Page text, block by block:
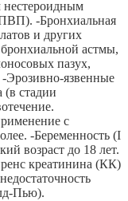
нестероидным
-Бронхиальная
и других
астмы,
пазух,
язвенные
(в стадии
с
-Беременность (I
возраст до 18 лет.
креатинина (КК)
Пью).